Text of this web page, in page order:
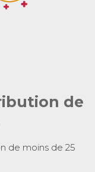
de
de moins de 25